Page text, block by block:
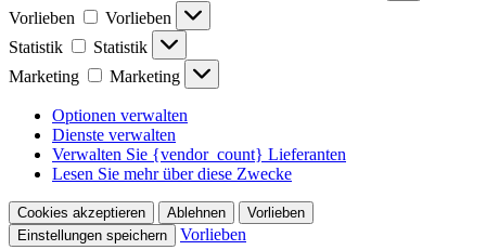
Vorlieben
Vorlieben
Statistik
Statistik
Marketing
Marketing
Optionen verwalten
Dienste verwalten
Verwalten Sie {vendor_count} Lieferanten
Lesen Sie mehr über diese Zwecke
Cookies akzeptieren Ablehnen
Vorlieben
Einstellungen speichern
Vorlieben